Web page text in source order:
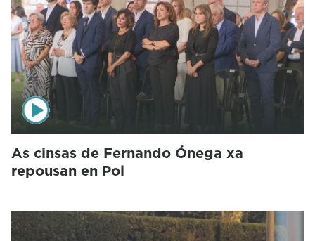
As cinsas de Fernando Ónega xa
repousan en Pol